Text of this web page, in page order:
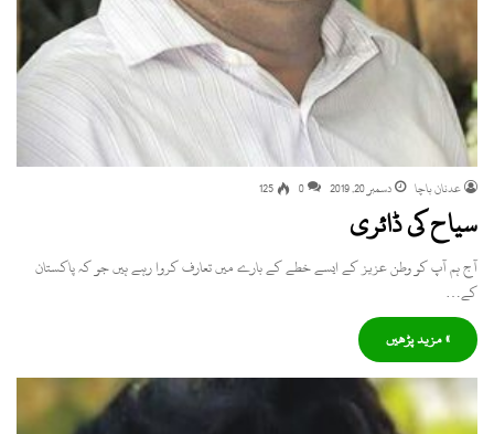
عدنان باچا دسمبر 20, 2019 0
125
سیاح کی ڈائری
آج ہم آپ کو وطن عزیز کے ایسے خطے کے بارے میں تعارف کروا رہے ہیں جو کہ پاکستان
کے…
» مزید پڑھیں